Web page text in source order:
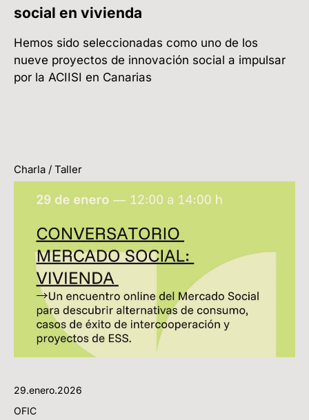
social en vivienda
Hemos sido seleccionadas como uno de los
nueve proyectos de innovación social a impulsar
por la ACIISI en Canarias
Charla / Taller
29.enero.2026
OFIC